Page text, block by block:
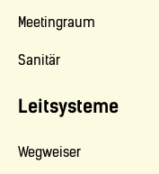
Leitsysteme
Meetingraum
Sanitär
Wegweiser